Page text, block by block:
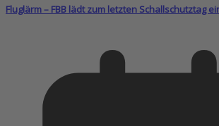
Fluglärm – FBB lädt zum letzten Schallschutztag